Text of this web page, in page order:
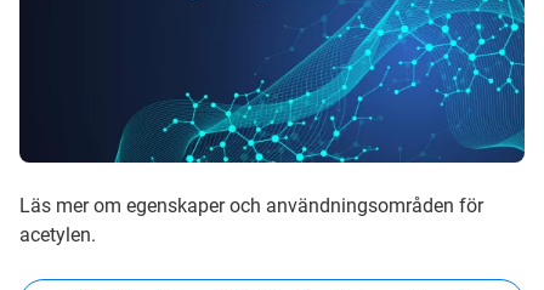
Läs mer om egenskaper och användningsområden för
acetylen.